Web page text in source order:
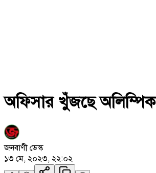
অফিসার খুঁজছে অলিম্পিক
জনবাণী ডেস্ক
১৩ মে, ২০২৩, ২২:০২